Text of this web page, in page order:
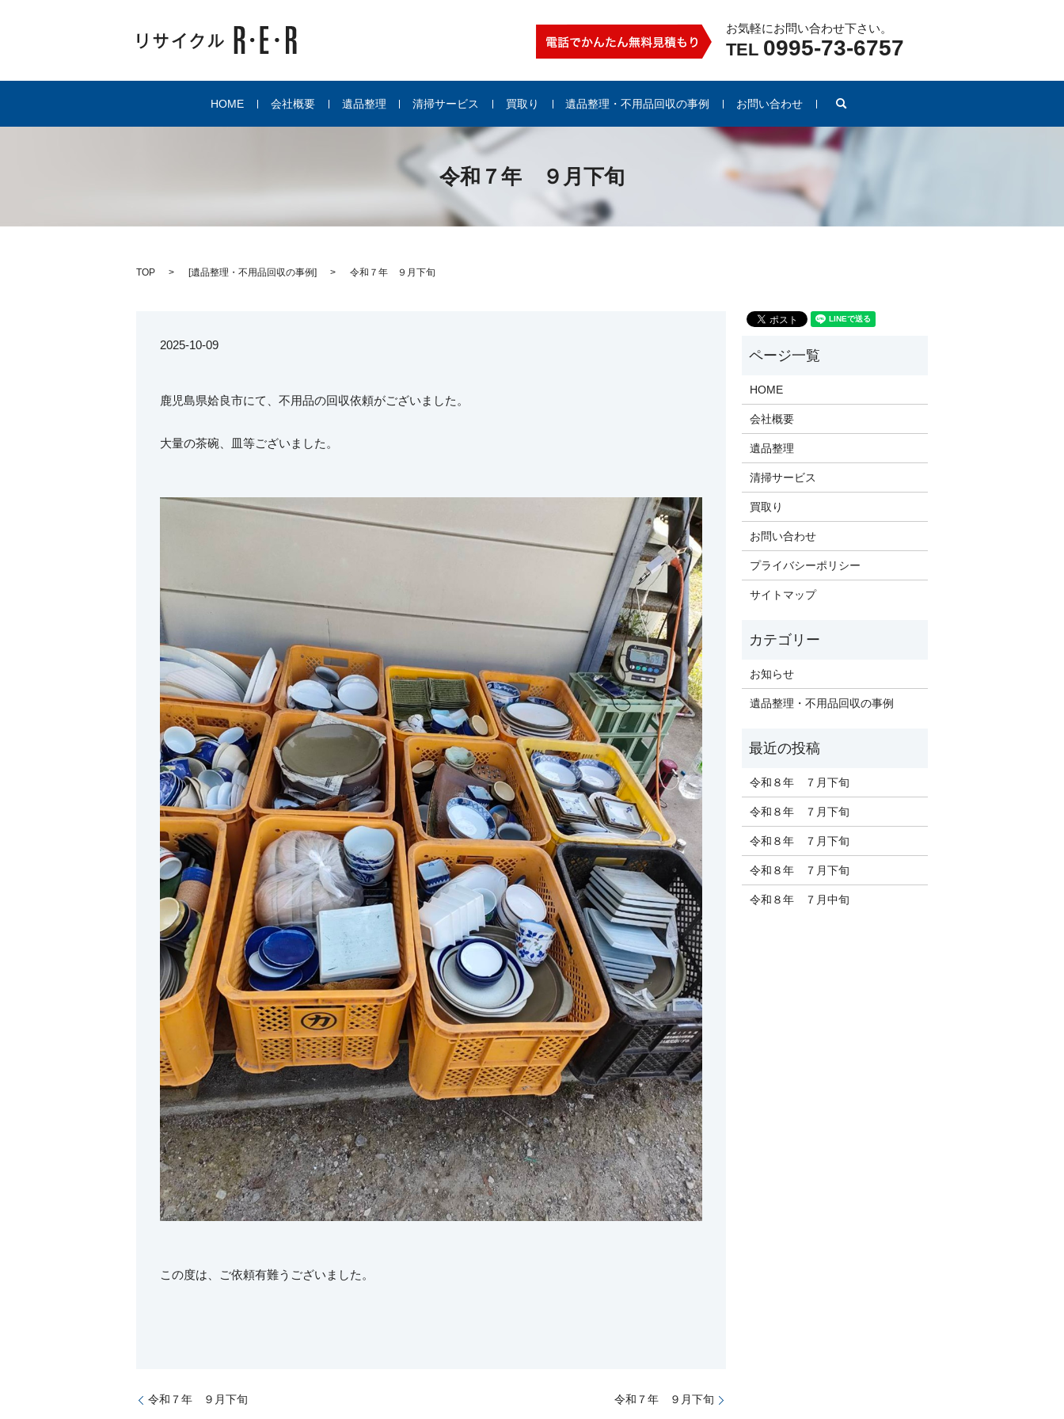
お気軽にお問い合わせ下さい。
TEL 0995-73-6757
HOME 会社概要 遺品整理 清掃サービス 買取り 遺品整理・不用品回収の事例 お問い合わせ
令和７年 ９月下旬
TOP [遺品整理・不用品回収の事例] 令和７年 ９月下旬
2025-10-09
鹿児島県姶良市にて、不用品の回収依頼がございました。
大量の茶碗、皿等ございました。
この度は、ご依頼有難うございました。
令和７年 ９月下旬 令和７年 ９月下旬
HOME
会社概要
遺品整理
清掃サービス
買取り
お問い合わせ
プライバシーポリシー
サイトマップ
お知らせ
遺品整理・不用品回収の事例
令和８年 ７月下旬
令和８年 ７月下旬
令和８年 ７月下旬
令和８年 ７月下旬
令和８年 ７月中旬